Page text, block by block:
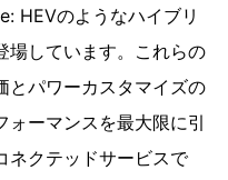
HEVのようなハイブリ
場しています。これらの
とパワーカスタマイズの
ーマンスを最大限に引
ネクテッドサービスで